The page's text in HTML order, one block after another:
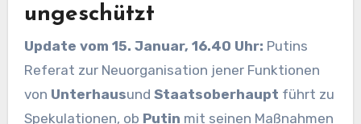
ungeschützt
Update vom 15. Januar, 16.40 Uhr: Putins
Referat zur Neuorganisation jener Funktionen
von Unterhausund Staatsoberhaupt führt zu
Spekulationen, ob Putin mit seinen Maßnahmen